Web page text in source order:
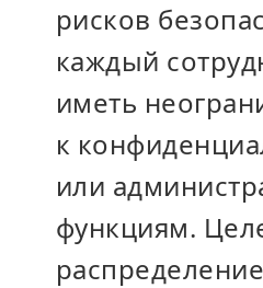
рисков
каждый
иметь
к
или
функциям.